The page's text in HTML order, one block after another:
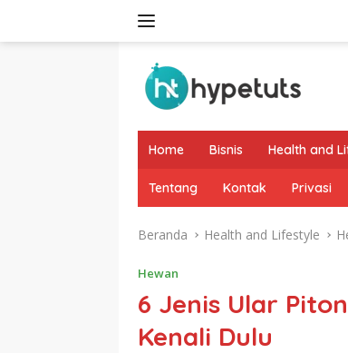
Home Bisnis Health and
Tentang Kontak Privasi
Beranda Health and Lifestyle
Hewan
6 Jenis Ular
Kenali Dulu